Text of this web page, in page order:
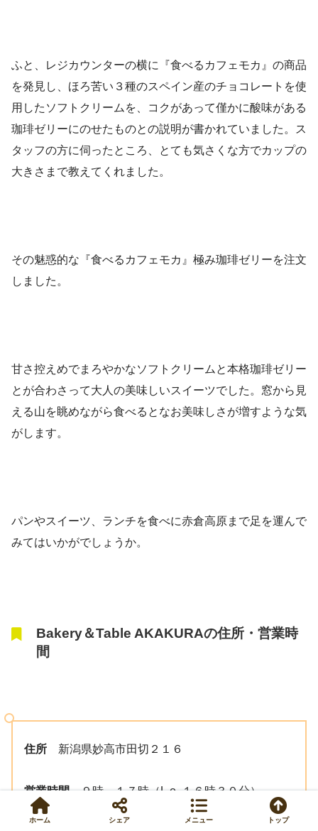
ふと、レジカウンターの横に『食べるカフェモカ』の商品
を発見し、ほろ苦い３種のスペイン産のチョコレートを使
用したソフトクリームを、コクがあって僅かに酸味がある
珈琲ゼリーにのせたものとの説明が書かれていました。ス
タッフの方に伺ったところ、とても気さくな方でカップの
大きさまで教えてくれました。
その魅惑的な『食べるカフェモカ』極み珈琲ゼリーを注文
しました。
甘さ控えめでまろやかなソフトクリームと本格珈琲ゼリー
とが合わさって大人の美味しいスイーツでした。窓から見
える山を眺めながら食べるとなお美味しさが増すような気
がします。
パンやスイーツ、ランチを食べに赤倉高原まで足を運んで
みてはいかがでしょうか。
Bakery＆Table AKAKURAの住所・営業時
間
住所 新潟県妙高市田切２１６
営業時間９時～１７時（L.o. １６時３０分）
ホーム シェア メニュー トップ